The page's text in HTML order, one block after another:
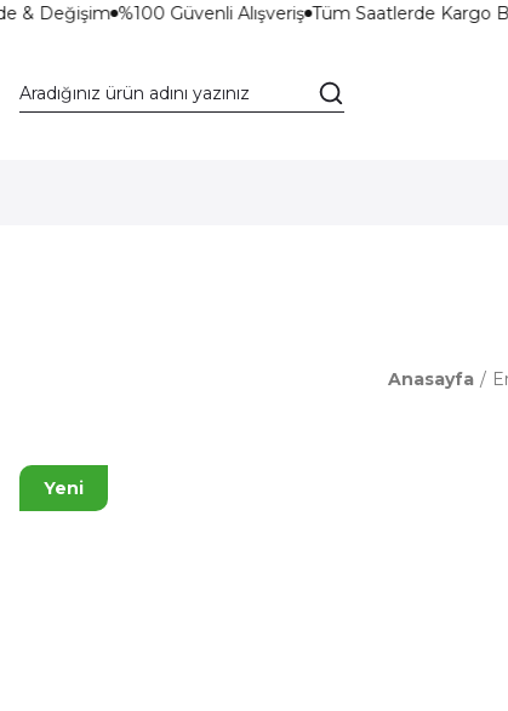
& Değişim %100 Güvenli Alışveriş Tüm Saatlerde Kargo
Anasayfa
Yeni